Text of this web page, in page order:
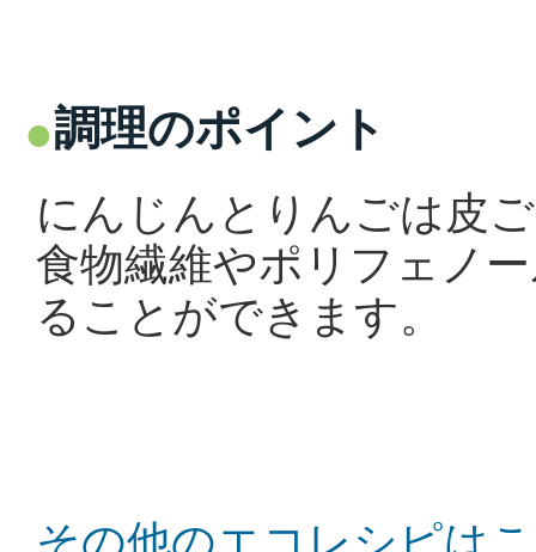
調理のポイント
にんじんとりんごは皮
食物繊維やポリフェノ
ることができます。
その他のエコレシピは